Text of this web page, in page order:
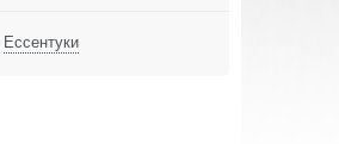
Ессентуки